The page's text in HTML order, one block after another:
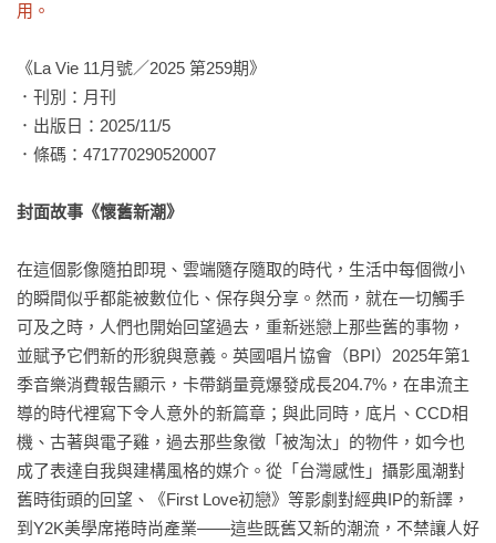
用。
《La Vie 11月號／2025 第259期》
．刊別：月刊
．出版日：2025/11/5
．條碼：471770290520007
封面故事《懷舊新潮》
在這個影像隨拍即現、雲端隨存隨取的時代，生活中每個微小
的瞬間似乎都能被數位化、保存與分享。然而，就在一切觸手
可及之時，人們也開始回望過去，重新迷戀上那些舊的事物，
並賦予它們新的形貌與意義。英國唱片協會（BPI）2025年第1
季音樂消費報告顯示，卡帶銷量竟爆發成長204.7%，在串流主
導的時代裡寫下令人意外的新篇章；與此同時，底片、CCD相
機、古著與電子雞，過去那些象徵「被淘汰」的物件，如今也
成了表達自我與建構風格的媒介。從「台灣感性」攝影風潮對
舊時街頭的回望、《First Love初戀》等影劇對經典IP的新譯，
到Y2K美學席捲時尚產業——這些既舊又新的潮流，不禁讓人好